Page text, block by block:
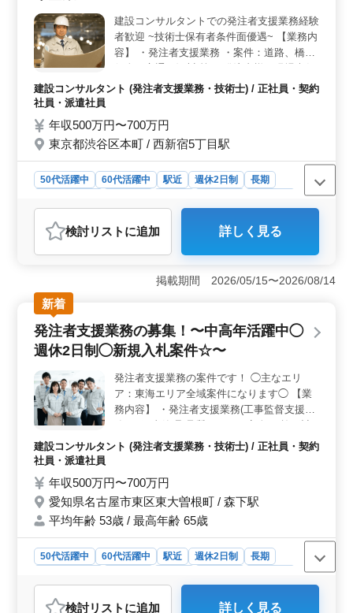
建設コンサルタントでの発注者支援業務経験
者歓迎 ~技術士保有者条件面優遇~ 【業務内
容】 ・発注者支援業務 ・案件：道路、橋梁
者の架け橋業務 ・現場調査、土木設計業務
＊会社の方針や業務内容を学んでいただく為
に約1ヶ月程度(試用期間)国内の業務を行っ
ていただいてから海外での業務をお願いしま
す。 ☆建設コンサルタントでの発注者支援
業務10年以上経験者で1級土木施工管理技士
保有者優遇 ☆技術士(建設部門不問) 保有者
急募 ◎ご応募お待ちしております！！
建設コンサルタント (発注者支援業務・技術士) / 正社員・契約
社員・派遣社員
年収500万円〜700万円
東京都渋谷区本町 / 西新宿5丁目駅
50代活躍中 60代活躍中 駅近 週休2日制
長期
おすすめポイント
＜グローバルキャリアのチャンス＞ 海外案件への参加
も可能で、グローバルに活躍できる環境が整っていま
す。試用期間を経て、国内での業務を経験した後、海外
プロジェクトに携わることができます。 ＜技術士保
有者優遇＞ 技術士（建設部門不問）をお持ちの方は条
件面での優遇があります。専門知識を生かし、発注者様
と現場責任者の架け橋となる重要な役割を果たしていた
丁目駅近くでの勤務で、駅からのアクセスも便利です。
完全週休2日制で、単身用宿舎も完備しています。労働時
間は9:00〜17:30で、充実の休憩時間も確保されていま
す。
検討リスト に追加 詳しく見る
掲載期間 2026/05/15〜2026/08/14
新着
発注者支援業務の募集！〜中高年活躍中◯
週休2日制◯新規入札案件☆〜
発注者支援業務の案件です！ ◯主なエリ
ア：東海エリア全域案件になります◯ 【業
務内容】 ・発注者支援業務(工事監督支援業
画、積算、設計変更 ・現場での打ち合わせ
☆ ・50代、60代経験者 ・1級土木施工管理
技士有資格者 社宅完備！！ お気軽にお問い
合わせ下さい♪
建設コンサルタント (発注者支援業務・技術士) / 正社員・契約
社員・派遣社員
年収500万円〜700万円
愛知県名古屋市東区東大曽根町 / 森下駅
平均年齢 53歳 / 最高年齢 65歳
50代活躍中 60代活躍中 駅近 週休2日制
長期
検討リスト に追加 詳しく見る